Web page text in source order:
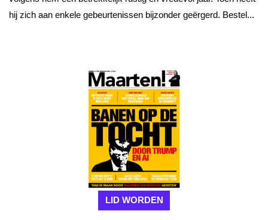
hij zich aan enkele gebeurtenissen bijzonder geërgerd. Bestel...
LID WORDEN